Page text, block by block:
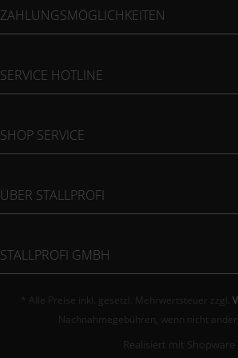
ZAHLUNGSMÖGLICHKEITEN
SERVICE HOTLINE
SHOP SERVICE
ÜBER STALLPROFI
STALLPROFI GMBH
* Alle Preise inkl. gesetzl. Mehrwertsteuer zzgl.
Nachnahmegebühren, wenn nicht
Realisiert mit Shopware